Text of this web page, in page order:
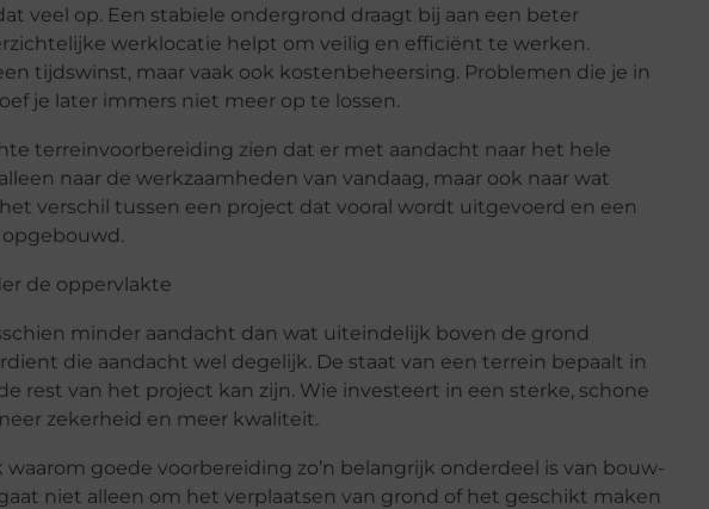
veel op. Een stabiele ondergrond draagt bij aan een beter
werklocatie helpt om veilig en efficiënt te werken.
tijdswinst, maar vaak ook kostenbeheersing. Problemen die je in
je later immers niet meer op te lossen.
terreinvoorbereiding zien dat er met aandacht naar het hele
naar de werkzaamheden van vandaag, maar ook naar wat
verschil tussen een project dat vooral wordt uitgevoerd en een
de oppervlakte
minder aandacht dan wat uiteindelijk boven de grond
die aandacht wel degelijk. De staat van een terrein bepaalt in
rest van het project kan zijn. Wie investeert in een sterke, schone
zekerheid en meer kwaliteit.
goede voorbereiding zo’n belangrijk onderdeel is van bouw-
niet alleen om het verplaatsen van grond of het geschikt maken